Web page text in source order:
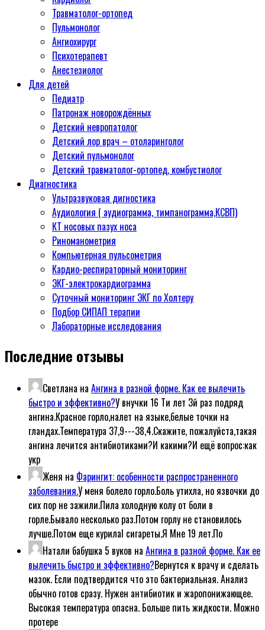
Травматолог-ортопед
Пульмонолог
Ангиохирург
Психотерапевт
Aнестезиолог
Для детей
Педиатр
Патронаж новорождённых
Детский невропатолог
Детский лор врач – отоларинголог
Детский пульмонолог
Детский травматолог-ортопед, комбустиолог
Диагностика
Ультразвуковая дигностика
Аудиология ( аудиограмма, тимпанограмма,КСВП)
КТ носовых пазух носа
Риноманометрия
Компьютерная пульсометрия
Кардио-респираторный мониторинг
ЭКГ-электрокардиограмма
Суточный мониторинг ЭКГ по Холтеру
Подбор СИПАП терапии
Лабораторные исследования
Последние отзывы
Светлана на Ангина в разной форме. Как ее вылечить
быстро и эффективно?У внучки 16 Ти лет 3й раз подряд
ангина.Красное горло,налет на языке,белые точки на
гландах.Температура 37,9---38,4.Скажите, пожалуйста,такая
ангина лечится антибиотиками?И какими?И ещё вопрос:как
укр
Женя на Фарингит: особенности распространенного
заболевания.У меня болело горло.Боль утихла, но язвочки до
сих пор не зажили.Пила холодную колу от боли в
горле.Бывало несколько раз.Потом горлу не становилось
лучше.Потом еще курилаl сигареты.Я Мне 19 лет.По
Натали бабушка 5 вуков на Ангина в разной форме. Как ее
вылечить быстро и эффективно?Вернутся к врачу и сделать
мазок. Если подтвердится что это бактериальная. Анализ
обычно готов сразу. Нужен антибиотик и жаропонижающее.
Высокая температура опасна. Больше пить жидкости. Можно
протере